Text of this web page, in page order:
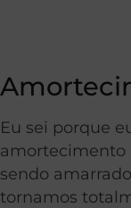
Eu sei porque
amortecimento
sendo
tornamos